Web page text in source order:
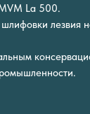
La 500.
лезвия